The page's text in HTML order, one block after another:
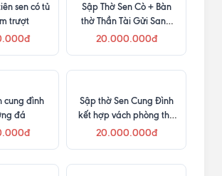
sen có tủ
trượt
Sập Thờ Sen Cò + Bàn
thờ Thần Tài Gửi Sang
Mỹ
20.000.000đ
cung đình
đá
Sập thờ Sen Cung Đình
kết hợp vách phòng thờ
hoa sen
20.000.000đ